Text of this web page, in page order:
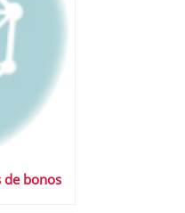
de bonos